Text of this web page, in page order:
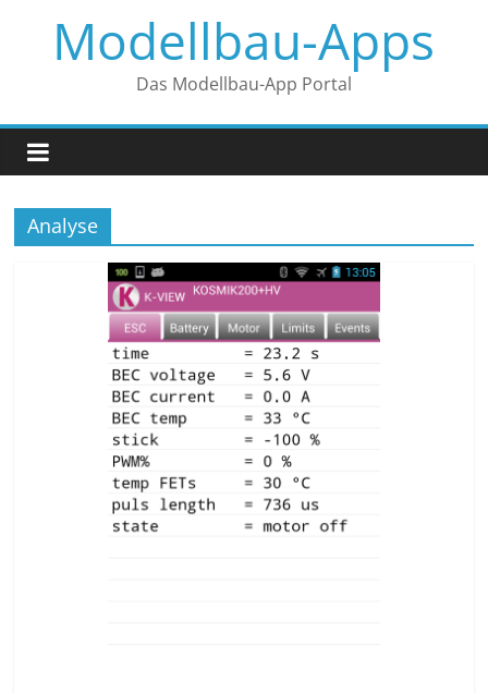
springenModellbau-Apps
Das Modellbau-App Portal
Analyse